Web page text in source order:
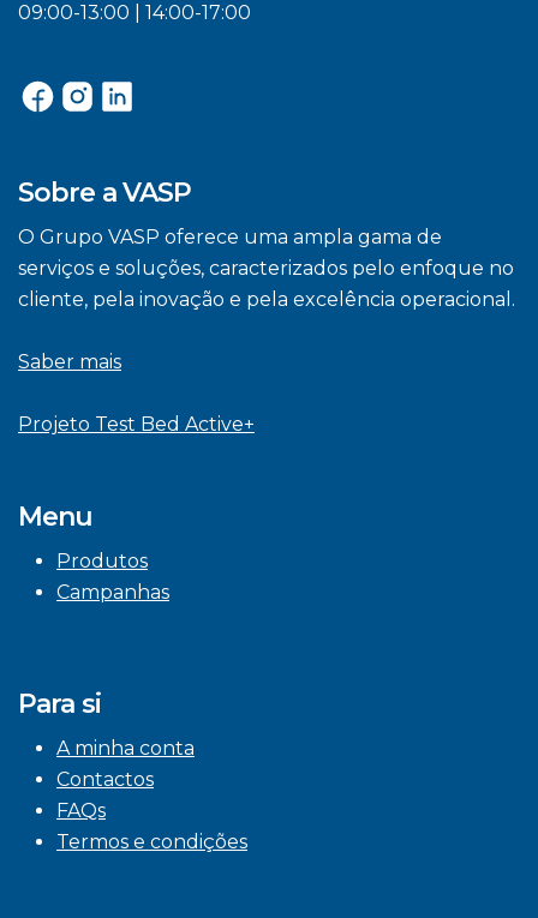
09:00-13:00 | 14:00-17:00
Sobre a VASP
O Grupo VASP oferece uma ampla gama de
serviços e soluções, caracterizados pelo enfoque no
cliente, pela inovação e pela excelência operacional.
Saber mais
Projeto Test Bed Active+
Menu
Produtos
Campanhas
Para si
A minha conta
Contactos
FAQs
Termos e condições